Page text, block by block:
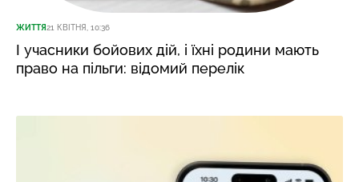
ЖИТТЯ21 КВІТНЯ, 10:36
І учасники бойових дій, і їхні родини мають
право на пільги: відомий перелік